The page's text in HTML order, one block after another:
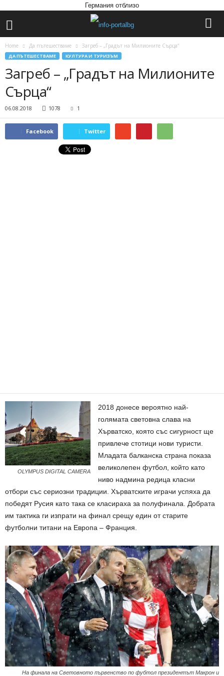
Германия отблизо
Home Да пътешестваме Загреб – „Градът на Милионите Сърца“
ДА ПЪТЕШЕСТВАМЕ КУЛТУРА И ТУРИЗЪМ
Загреб – „Градът на Милионите
Сърца“
06.08.2018 1078 1
Facebook Twitter
OLYMPUS DIGITAL CAMERA
2018 донесе вероятно най-
голямата световна слава на
Хърватско, която със сигурност ще
привлече стотици нови туристи.
Младата балканска страна показа
великолепен футбол, който като
ниво надмина редица класни
отбори със сериозни традиции. Хърватските играчи успяха да
победят Русия като така се класираха за полуфинала. Добрата
им тактика ги изпрати на финал срещу един от старите
футболни титани на Европа – Франция.
На финала на Световното първенство по фубтол президентът Макрон и